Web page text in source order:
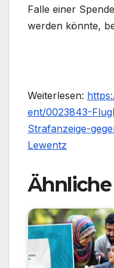
Falle einer
werden könnte,
Weiterlesen:
ent/0023843-
Strafanzeige-
Lewentz